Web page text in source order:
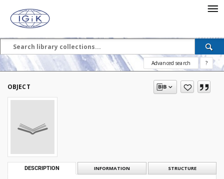
Advanced search ?
OBJECT
DESCRIPTION INFORMATION STRUCTURE